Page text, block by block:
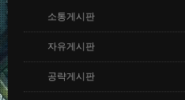
소통게시판
자유게시판
공략게시판